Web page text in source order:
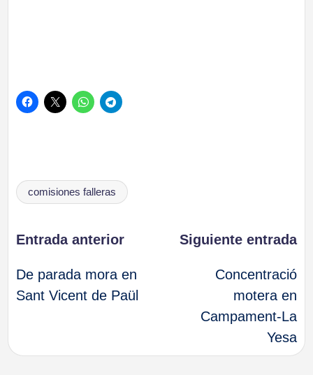
Etiquetas:
comisiones falleras
Navegación
de
Entrada anterior
De parada mora en
Sant Vicent de Paül
Siguiente entrada
Concentració
motera en
Campament-La
Yesa